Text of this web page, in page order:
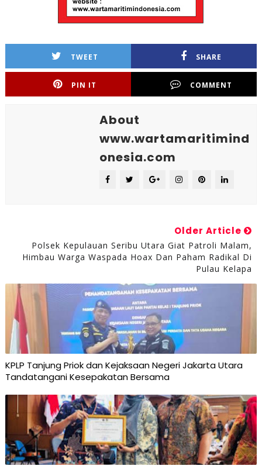
TWEET SHARE
PIN IT COMMENT
About
www.wartamaritimind
onesia.com
Older Article
Polsek Kepulauan Seribu Utara Giat Patroli Malam,
Himbau Warga Waspada Hoax Dan Paham Radikal Di
Pulau Kelapa
KPLP Tanjung Priok dan Kejaksaan Negeri Jakarta Utara
Tandatangani Kesepakatan Bersama